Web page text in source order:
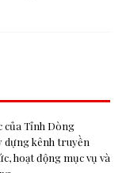
của Tỉnh Dòng
dựng kênh truyền
hoạt động mục vụ và